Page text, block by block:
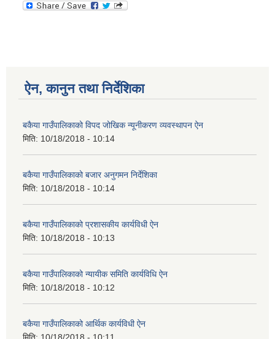
ऐन, कानुन तथा निर्देशिका
बकैया गाउँपालिकाको विपद जोखिक न्यूनीकरण व्यवस्थापन ऐन
मिति: 10/18/2018 - 10:14
बकैया गाउँपालिकाको बजार अनुगमन निर्देशिका
मिति: 10/18/2018 - 10:14
बकैया गाउँपालिकाको प्रशासकीय कार्यविधी ऐन
मिति: 10/18/2018 - 10:13
बकैया गाउँपालिकाको न्यायीक समिति कार्यविधि ऐन
मिति: 10/18/2018 - 10:12
बकैया गाउँपालिकाको आर्थिक कार्यविधी ऐन